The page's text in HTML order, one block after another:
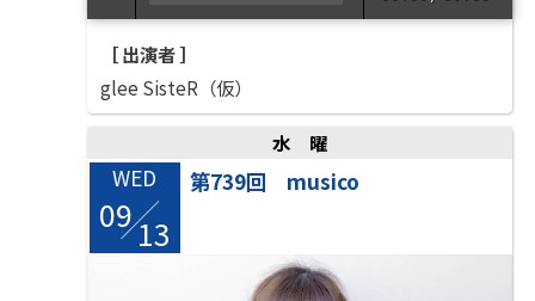
［ 出演者 ］
glee SisteR（仮）
水曜
WED
0913
第739回 musico